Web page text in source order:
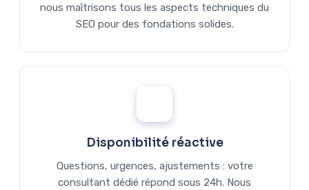
nous maîtrisons tous les aspects techniques du
SEO pour des fondations solides.
Disponibilité réactive
Questions, urgences, ajustements : votre
consultant dédié répond sous 24h. Nous